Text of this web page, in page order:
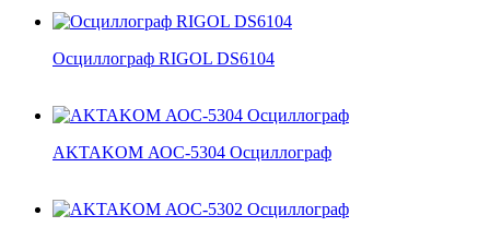
Осциллограф RIGOL DS6104
AKTAKOM АОС-5304 Осциллограф